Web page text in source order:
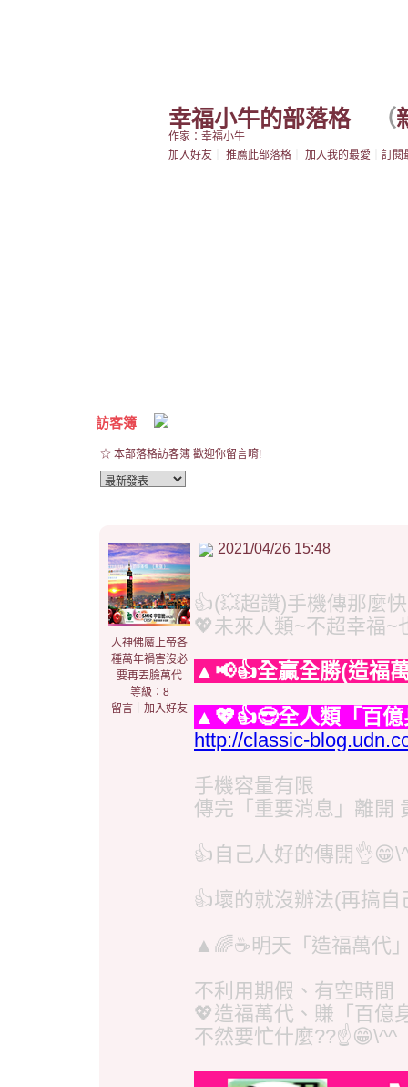
幸福小牛的部落格（
加入好友 推薦此部落格 加入我的最愛 訂閱
作家：幸福小牛
訪客簿
☆ 本部落格訪客簿 歡迎你留言唷!
人神佛魔上帝各
種萬年禍害沒必
要再丟臉萬代
等級：8
留言
加入好友
2021/04/26 15:48
👍(💥超讚)手機傳那麼快
💖未來人類~不超幸福~
▲📢👍全贏全勝(造
▲💖👍😎全人類「百
http://classic-
手機容量有限
傳完「重要消息」離開
👍自己人好的傳開
👍壞的就沒辦法(再搞
▲🌈☕明天「造福萬
不利用期假、有空時
💖造福萬代、賺「百
不然要忙什麼??☝️😁\^^